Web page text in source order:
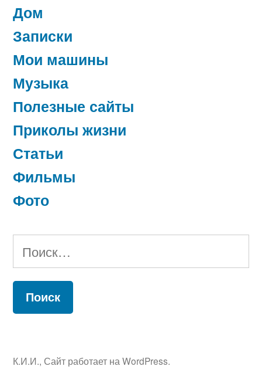
Дом
Записки
Мои машины
Музыка
Полезные сайты
Приколы жизни
Статьи
Фильмы
Фото
Найти:
К.И.И., Сайт работает на WordPress.